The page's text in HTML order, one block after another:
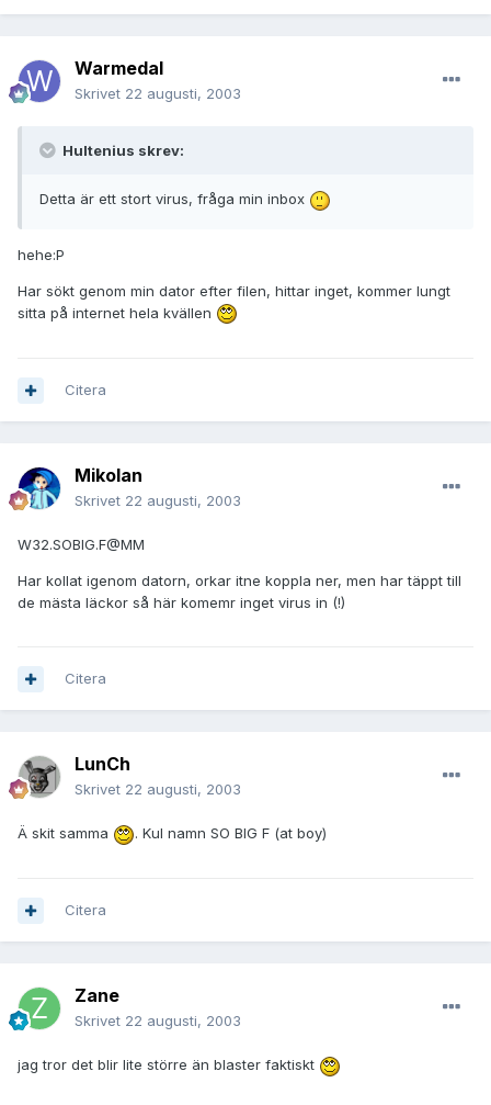
Warmedal
Skrivet 22 augusti, 2003
Hultenius skrev:
Detta är ett stort virus, fråga min inbox
hehe:P
Har sökt genom min dator efter filen, hittar inget, kommer lungt
sitta på internet hela kvällen
Citera
Mikolan
Skrivet 22 augusti, 2003
W32.SOBIG.F@MM
Har kollat igenom datorn, orkar itne koppla ner, men har täppt till
de mästa läckor så här komemr inget virus in (!)
Citera
LunCh
Skrivet 22 augusti, 2003
Ä skit samma . Kul namn SO BIG F (at boy)
Citera
Zane
Skrivet 22 augusti, 2003
jag tror det blir lite större än blaster faktiskt